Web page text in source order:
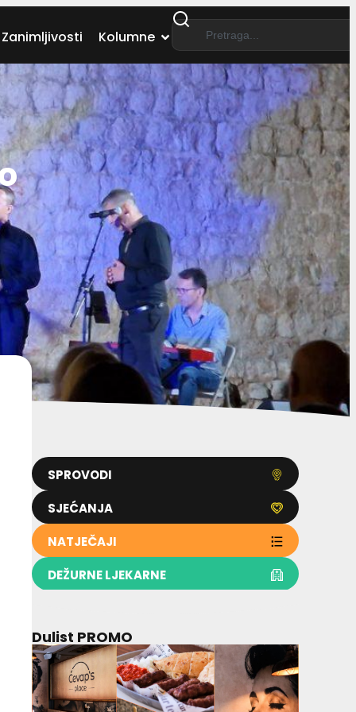
Zanimljivosti Kolumne
SPROVODI
SJEĆANJA
NATJEČAJI
DEŽURNE LJEKARNE
Dulist PROMO